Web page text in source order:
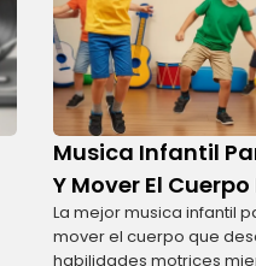
Musica Infantil
Y Mover El
La mejor musica infantil
mover el cuerpo que
habilidades motrices